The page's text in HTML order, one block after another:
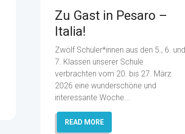
Zu Gast in Pesaro –
Italia!
Zwölf Schüler*innen aus den 5., 6. und
7. Klassen unserer Schule
verbrachten vom 20. bis 27. März
2026 eine wunderschöne und
interessante Woche...
READ MORE